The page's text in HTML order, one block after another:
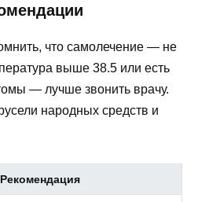
что самолечение — не
выше 38.5 или есть
— лучше звонить врачу.
народных средств и
Рекомендация